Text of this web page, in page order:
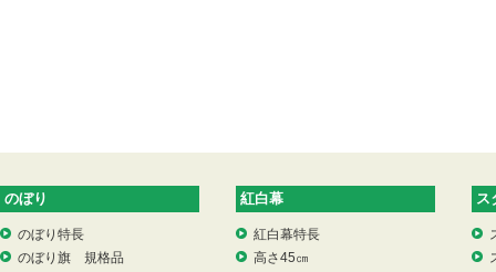
のぼり
のぼり特長
のぼり旗 規格品
紅白幕
紅白幕特長
高さ45㎝
ス